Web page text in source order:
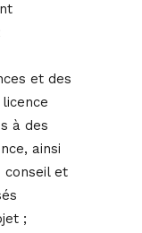
et des
à des
ainsi
conseil et
;